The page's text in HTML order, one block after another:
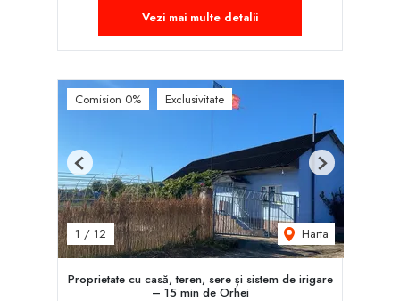
Vezi mai multe detalii
Comision 0% Exclusivitate
1 / 12 Harta
Previous Next
Proprietate cu casă, teren, sere și sistem de irigare
– 15 min de Orhei